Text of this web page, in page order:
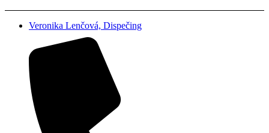
Veronika Lenčová, Dispečing